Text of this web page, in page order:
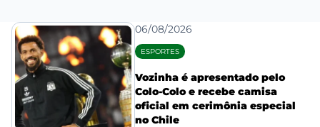
06/08/2026
ESPORTES
Vozinha é apresentado pelo
Colo-Colo e recebe camisa
oficial em cerimônia especial
no Chile